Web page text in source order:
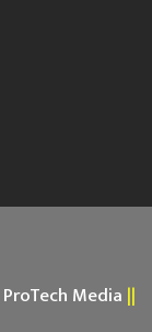
ProTech Media ||